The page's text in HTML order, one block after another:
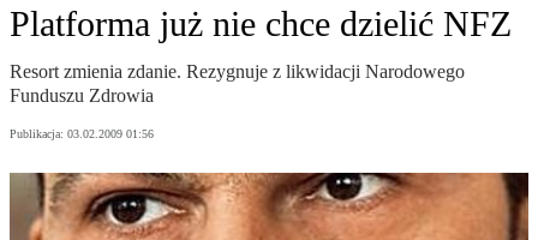
Platforma już nie chce dzielić NFZ
Resort zmienia zdanie. Rezygnuje z likwidacji Narodowego
Funduszu Zdrowia
Publikacja: 03.02.2009 01:56